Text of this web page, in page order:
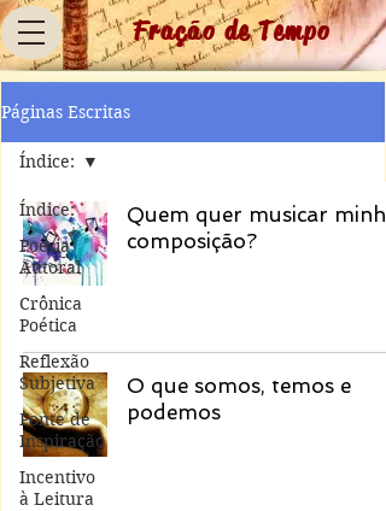
Fração de Tempo
Páginas Escritas
Índice:
Poesia
Autoral
Crônica
Poética
Reflexão
Subjetiva
Fonte de
Inspiração
Incentivo
à Leitura
Índice:
Quem quer musicar minha
composição?
O que somos, temos e
podemos